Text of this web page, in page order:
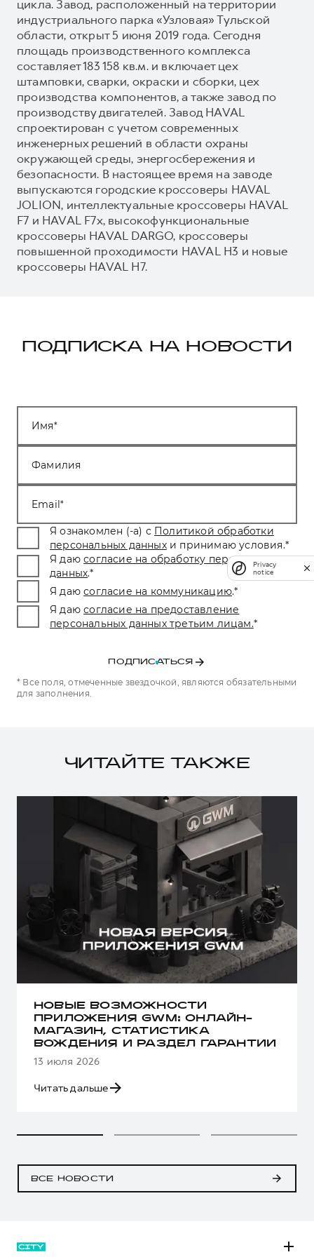
цикла. Завод, расположенный на территории
индустриального парка «Узловая» Тульской
области, открыт 5 июня 2019 года. Сегодня
площадь производственного комплекса
составляет 183 158 кв.м. и включает цех
штамповки, сварки, окраски и сборки, цех
производства компонентов, а также завод по
производству двигателей. Завод HAVAL
спроектирован с учетом современных
инженерных решений в области охраны
окружающей среды, энергосбережения и
безопасности. В настоящее время на заводе
выпускаются городские кроссоверы HAVAL
JOLION, интеллектуальные кроссоверы HAVAL
F7 и HAVAL F7x, высокофункциональные
кроссоверы HAVAL DARGO, кроссоверы
повышенной проходимости HAVAL H3 и новые
кроссоверы HAVAL H7.
ПОДПИСКА НА НОВОСТИ
Имя
Фамилия
Email
Я ознакомлен (-а) с Политикой обработки
персональных данных и принимаю условия.*
Я даю согласие на обработку персональных
данных.*
Я даю согласие на коммуникацию.*
Я даю согласие на предоставление
персональных данных третьим лицам.*
ПОДПИСАТЬСЯ
* Все поля, отмеченные звездочкой, являются обязательными
для заполнения.
ЧИТАЙТЕ ТАКЖЕ
НОВЫЕ ВОЗМОЖНОСТИ
ПРИЛОЖЕНИЯ GWM: ОНЛАЙН-
МАГАЗИН, СТАТИСТИКА
ВОЖДЕНИЯ И РАЗДЕЛ ГАРАНТИИ
13 июля 2026
Читать дальше
ВСЕ НОВОСТИ
Privacy
notice